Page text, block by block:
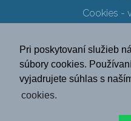
Pri poskytovaní služieb
súbory cookies.
vyjadrujete súhlas s
cookies.
Cookies -
Ochrana
SK EN